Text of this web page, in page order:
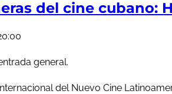
del cine cubano:
general.
del Nuevo Cine